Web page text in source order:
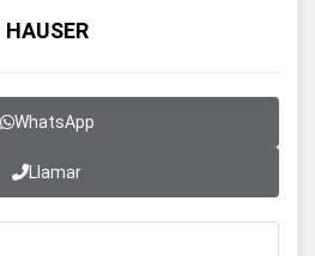
HAUSER
WhatsApp
Llamar